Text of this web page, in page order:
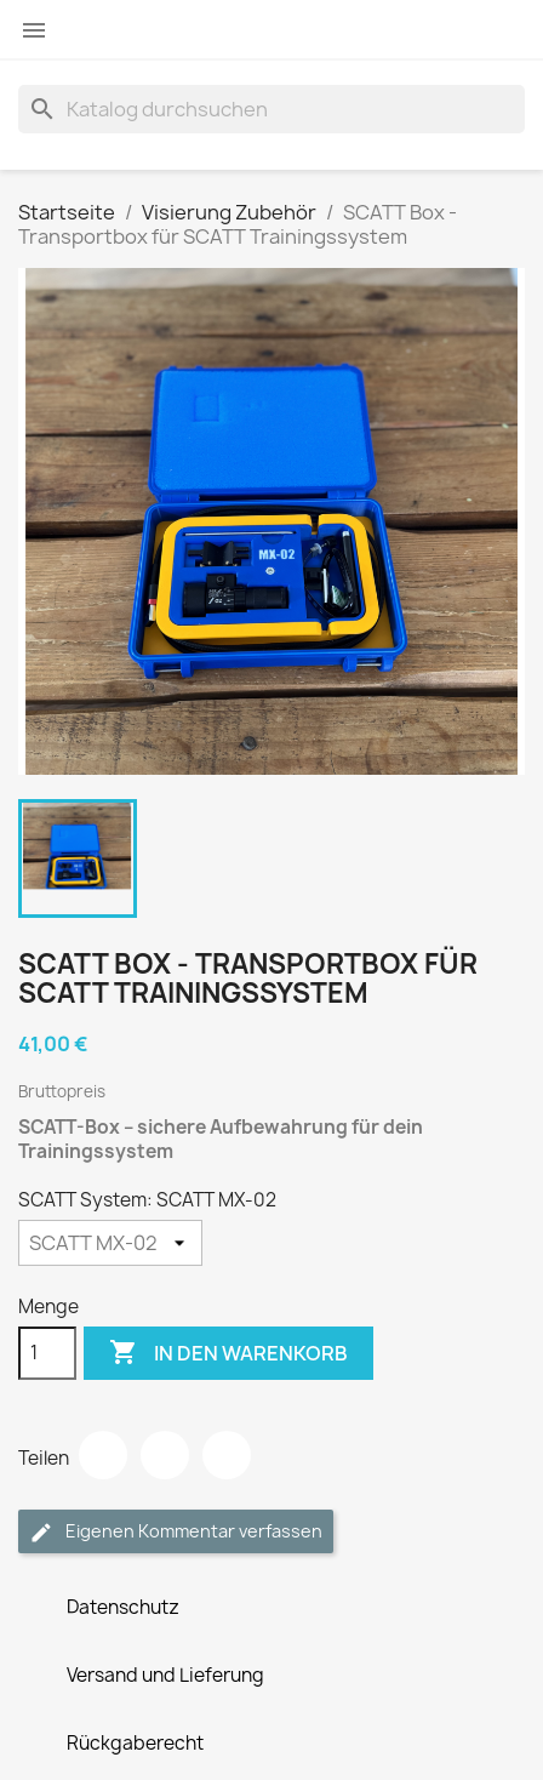

search
Startseite Visierung Zubehör
SCATT Box -
Transportbox für SCATT Trainingssystem
SCATT BOX - TRANSPORTBOX FÜR
SCATT TRAININGSSYSTEM
41,00 €
Bruttopreis
SCATT-Box – sichere Aufbewahrung für dein
Trainingssystem
SCATT System: SCATT MX-02
Menge
 IN DEN WARENKORB
Teilen
Eigenen Kommentar verfassen
Datenschutz
Versand und Lieferung
Rückgaberecht